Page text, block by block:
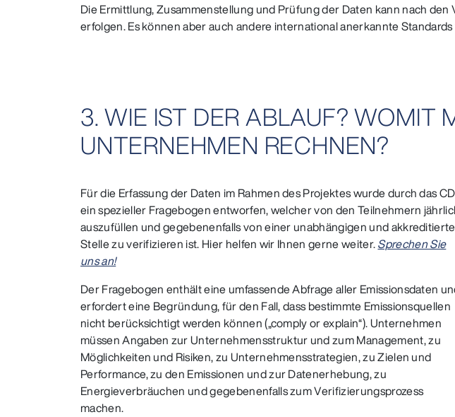
Die Ermittlung, Zusammenstellung und Prüfung der Daten kann nach den
erfolgen. Es können aber auch andere international anerkannte
3. WIE IST DER ABLAUF? WOMIT
UNTERNEHMEN RECHNEN?
Für die Erfassung der Daten im Rahmen des Projektes wurde durch das
ein spezieller Fragebogen entworfen, welcher von den Teilnehmern
auszufüllen und gegebenenfalls von einer unabhängigen und
Stelle zu verifizieren ist. Hier helfen wir Ihnen gerne weiter.Sprechen Sie
uns an!
Der Fragebogen enthält eine umfassende Abfrage aller Emissionsdaten
erfordert eine Begründung, für den Fall, dass bestimmte Emissionsquellen
nicht berücksichtigt werden können („comply or explain“). Unternehmen
müssen Angaben zur Unternehmensstruktur und zum Management, zu
Möglichkeiten und Risiken, zu Unternehmensstrategien, zu Zielen und
Performance, zu den Emissionen und zur Datenerhebung, zu
Energieverbräuchen und gegebenenfalls zum Verifizierungsprozess
machen.